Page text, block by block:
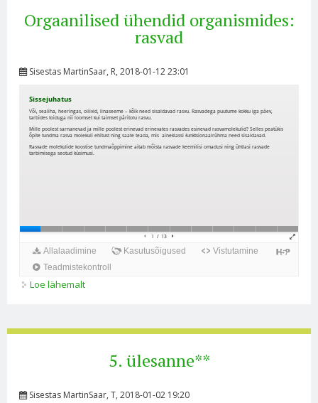
Orgaanilised ühendid organismides:
rasvad
Sisestas MartinSaar, R, 2018-01-12 23:01
Loe lähemalt
5. ülesanne**
Sisestas MartinSaar, T, 2018-01-02 19:20